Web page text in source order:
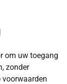
om uw toegang
zonder